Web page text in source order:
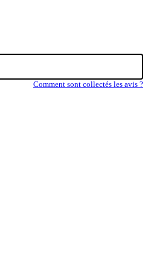
Comment sont collectés les avis ?